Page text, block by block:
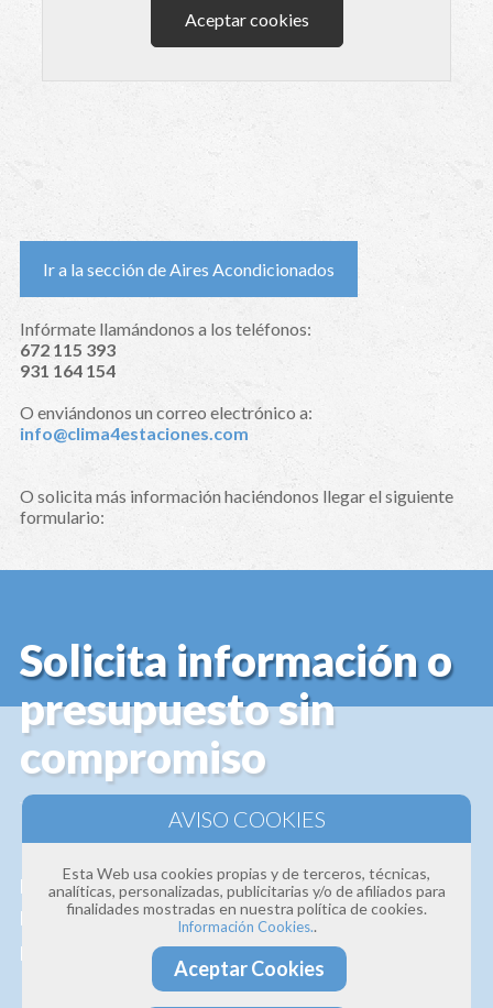
Aceptar cookies
Ir a la sección de Aires Acondicionados
Infórmate llamándonos a los teléfonos:
672 115 393
931 164 154
O enviándonos un correo electrónico a:
info@clima4estaciones.com
O solicita más información haciéndonos llegar el siguiente
formulario:
Solicita información o
presupuesto sin
compromiso
Estamos convencidos de lacalidad de nuestros
productos y servicios, así que si deseas que te
hagamos un presupuesto personalizado te lo
hacemos sin ningún compromiso.
Esta Web usa cookies propias y de terceros, técnicas,
analíticas, personalizadas, publicitarias y/o de afiliados para
finalidades mostradas en nuestra política de cookies.
Información Cookies..
Aceptar Cookies